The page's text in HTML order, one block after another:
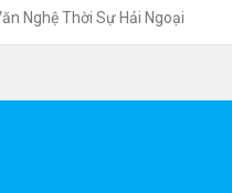
Nghệ Thời Sự Hải Ngoại